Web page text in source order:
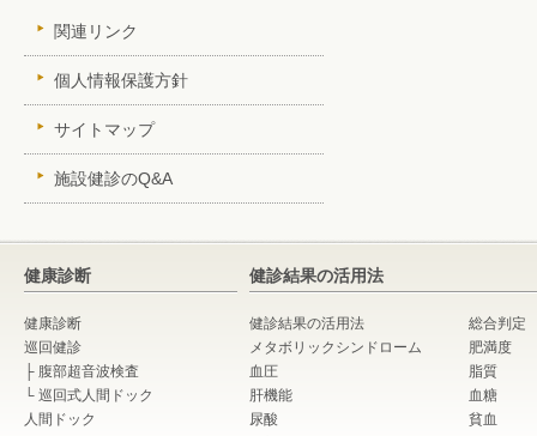
関連リンク
個人情報保護方針
サイトマップ
施設健診のQ&A
健康診断
健康診断
巡回健診
├ 腹部超音波検査
└ 巡回式人間ドック
人間ドック
健診結果の活用法
健診結果の活用法
総合判定
メタボリックシンドローム
肥満度
血圧
脂質
肝機能
血糖
尿酸
貧血